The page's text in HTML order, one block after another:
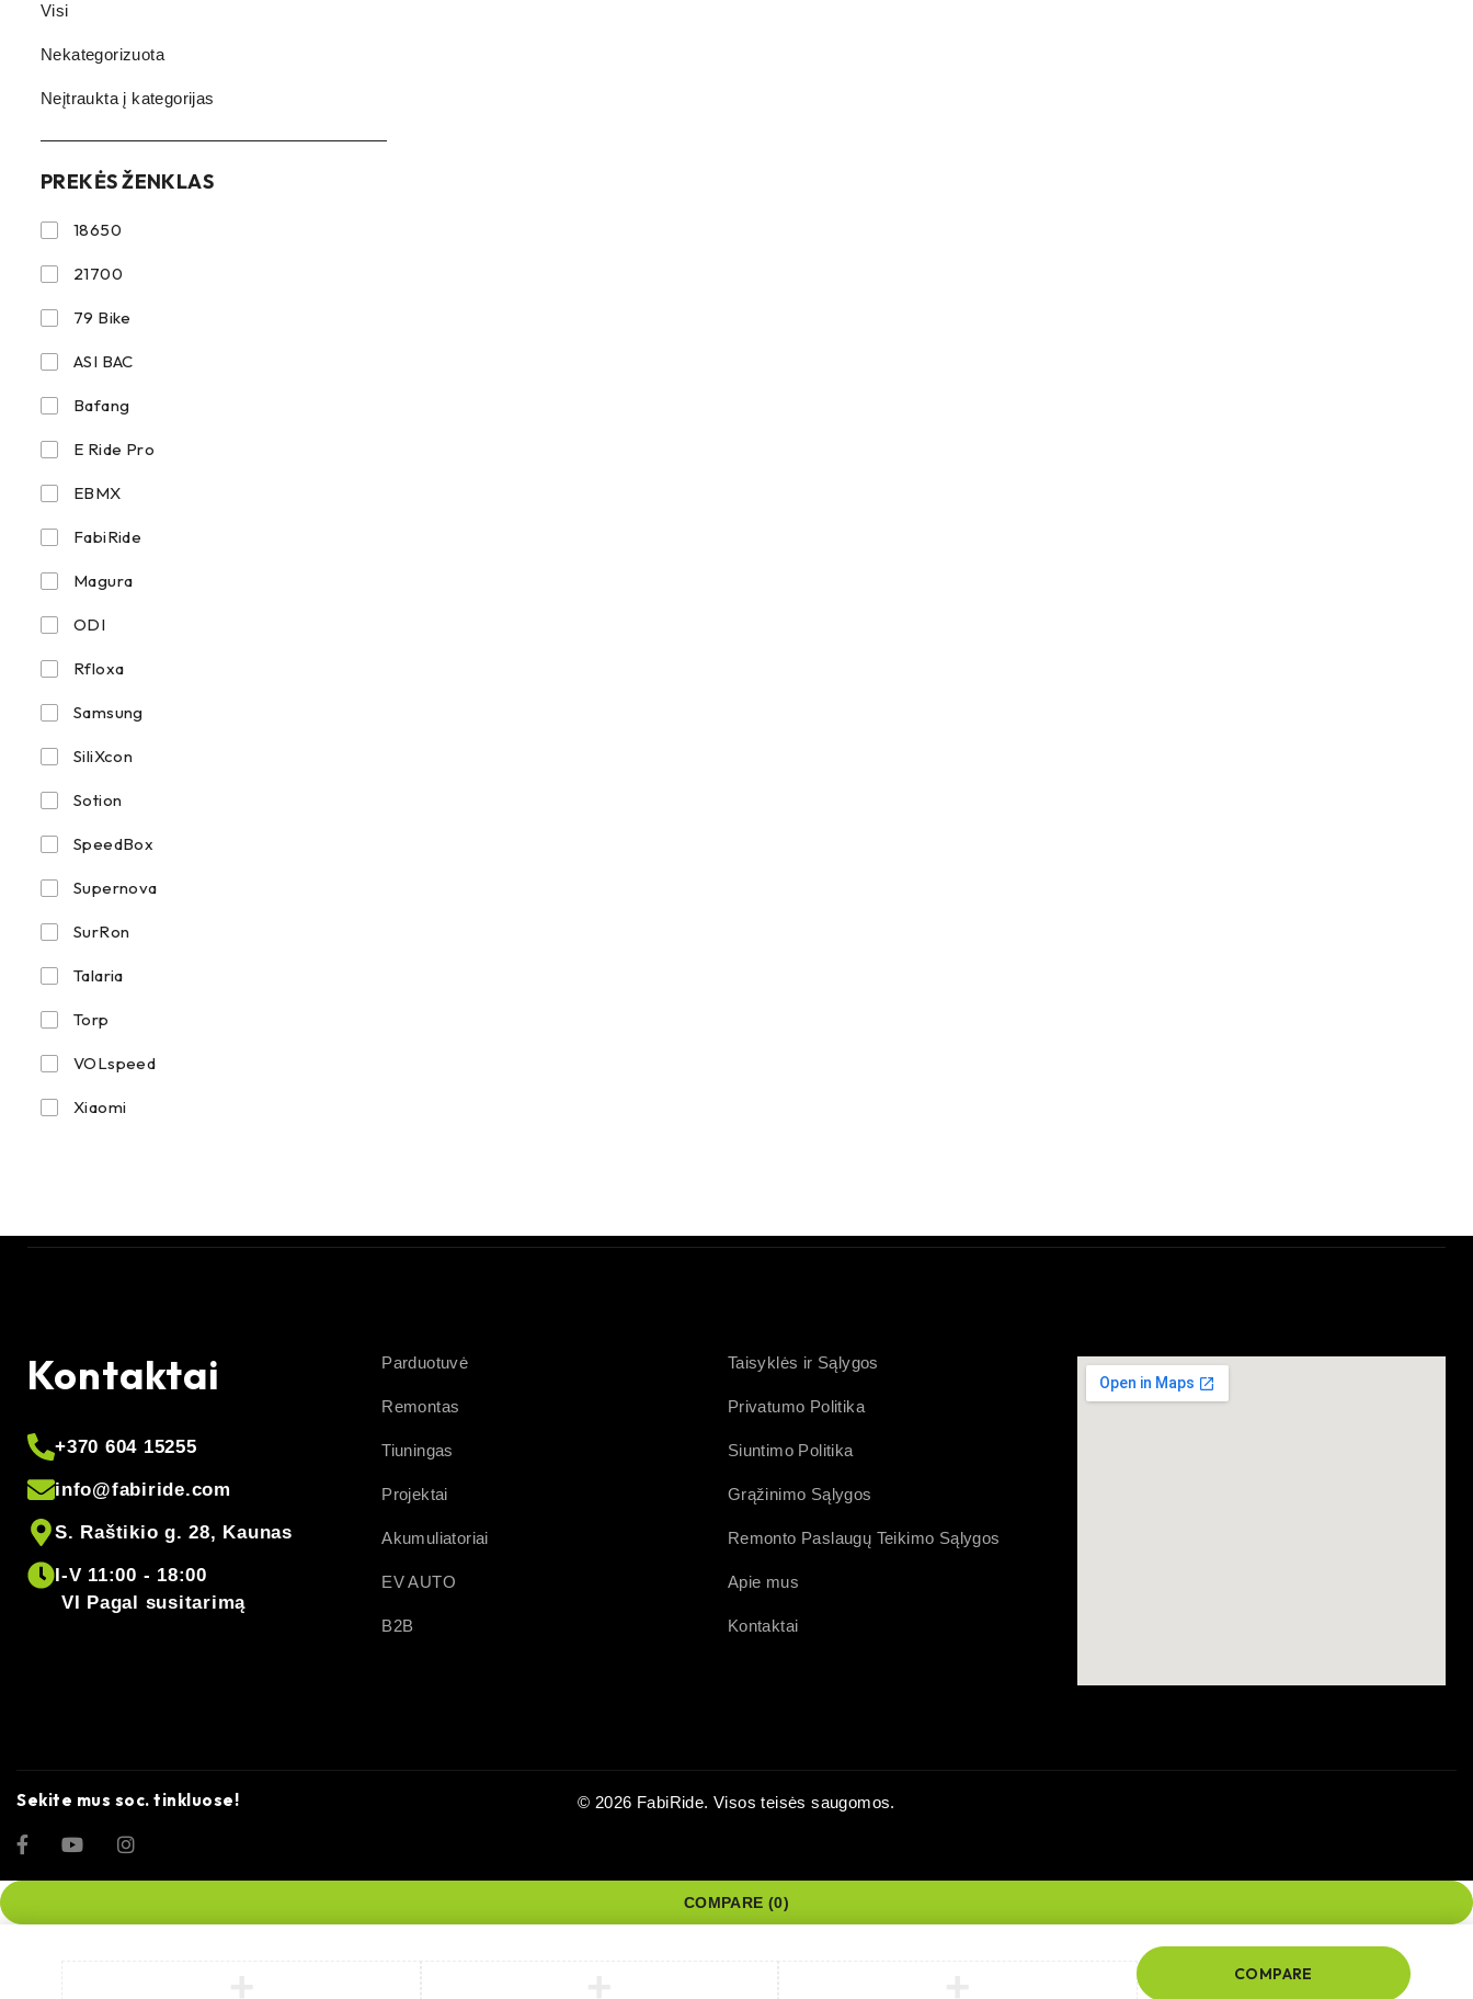
Visi
Nekategorizuota
Neįtraukta į kategorijas
PREKĖS ŽENKLAS
18650
21700
79 Bike
ASI BAC
Bafang
E Ride Pro
EBMX
FabiRide
Magura
ODI
Rfloxa
Samsung
SiliXcon
Sotion
SpeedBox
Supernova
SurRon
Talaria
Torp
VOLspeed
Xiaomi
Kontaktai
+370 604 15255
info@fabiride.com
S. Raštikio g. 28, Kaunas
I-V 11:00 - 18:00
VI Pagal susitarimą
Parduotuvė
Remontas
Tiuningas
Projektai
Akumuliatoriai
EV AUTO
B2B
Taisyklės ir Sąlygos
Privatumo Politika
Siuntimo Politika
Grąžinimo Sąlygos
Remonto Paslaugų Teikimo Sąlygos
Apie mus
Kontaktai
Sekite mus soc. tinkluose! © 2026 FabiRide. Visos teisės saugomos.
COMPARE (0)
COMPARE